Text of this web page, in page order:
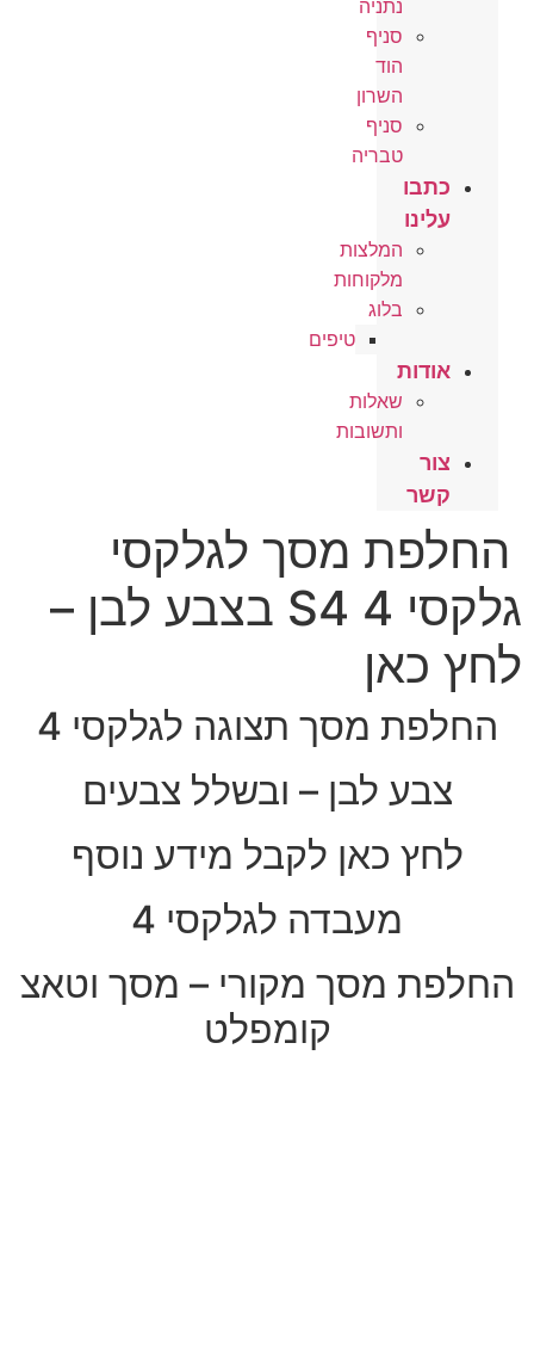
נתניה
סניף
הוד
השרון
סניף
טבריה
כתבו
עלינו
המלצות
מלקוחות
בלוג
טיפים
אודות
שאלות
ותשובות
צור
קשר
החלפת מסך לגלקסי
גלקסי 4 S4 בצבע לבן –
לחץ כאן
החלפת מסך תצוגה לגלקסי 4
צבע לבן – ובשלל צבעים
לחץ כאן לקבל מידע נוסף
מעבדה לגלקסי 4
החלפת מסך מקורי – מסך וטאצ
קומפלט